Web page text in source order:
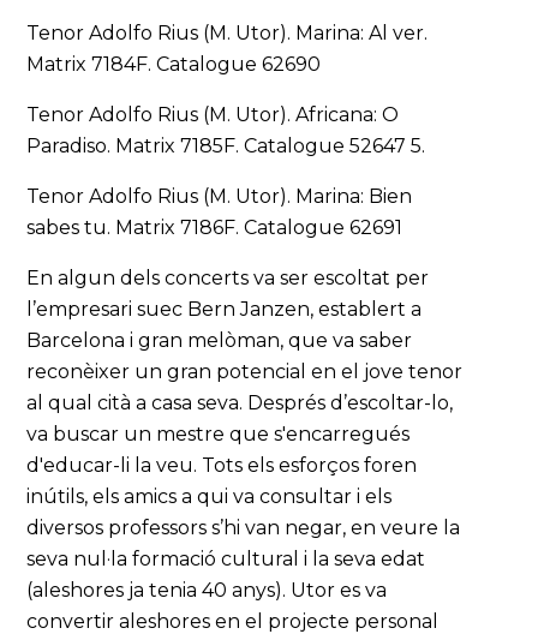
Tenor Adolfo Rius (M. Utor). Marina: Al ver.
Matrix 7184F. Catalogue 62690
Tenor Adolfo Rius (M. Utor). Africana: O
Paradiso. Matrix 7185F. Catalogue 52647 5.
Tenor Adolfo Rius (M. Utor). Marina: Bien
sabes tu. Matrix 7186F. Catalogue 62691
En algun dels concerts va ser escoltat per
l’empresari suec Bern Janzen, establert a
Barcelona i gran melòman, que va saber
reconèixer un gran potencial en el jove tenor
al qual cità a casa seva. Després d’escoltar-lo,
va buscar un mestre que s'encarregués
d'educar-li la veu. Tots els esforços foren
inútils, els amics a qui va consultar i els
diversos professors s’hi van negar, en veure la
seva nul·la formació cultural i la seva edat
(aleshores ja tenia 40 anys). Utor es va
convertir aleshores en el projecte personal